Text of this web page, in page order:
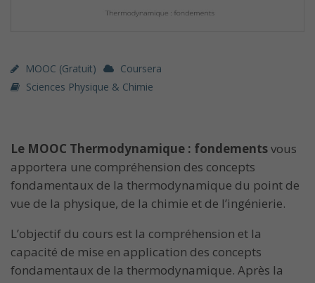
MOOC (gratuit)
Coursera
Sciences Physique & Chimie
Le MOOC Thermodynamique : fondementsvous
apportera une compréhension des concepts
fondamentaux de la thermodynamique du point de
vue de la physique, de la chimie et de l’ingénierie.
L’objectif du cours est la compréhension et la
capacité de mise en application des concepts
fondamentaux de la thermodynamique. Après la